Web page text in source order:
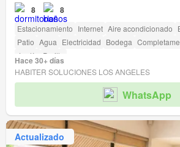
8 8
Estacionamiento Internet Aire acondicionado
Patio Agua Electricidad Bodega
Jardín
Parilla
Hace 30+ días
HABITER SOLUCIONES LOS ANGELES
WhatsApp
Actualizado